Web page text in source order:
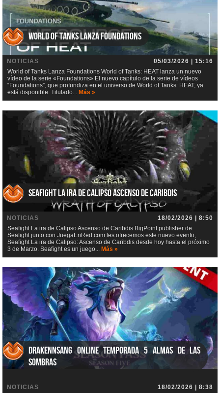
World of Tanks Lanza Foundations
NOTICIAS
05/03/2026 | 15:16
World of Tanks Lanza Foundations World of Tanks: HEAT lanza un nuevo
vídeo de la serie «Foundations» El nuevo capítulo de la serie de vídeos
“Foundations”, que profundiza en el universo de World of Tanks: HEAT, ya
está disponible. Titulado... Más »
Seafight La ira de Calipso Ascenso de Caribdis
NOTICIAS
18/02/2026 | 8:50
Seafight La ira de Calipso Ascenso de Caribdis BigPoint publisher de
Seafight junto con JuegaEnRed.com les ofrecemos este nuevo evento,
Seafight La ira de Calipso: Ascenso de Caribdis desde hoy hasta el próximo
3 de Marzo. Seafight es un juego... Más »
Drakennsang Online Temporada 5 Almas de las
sombras
NOTICIAS
18/02/2026 | 8:38